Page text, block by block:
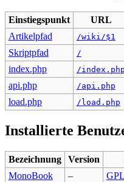
Einstiegspunkt
URL
Artikelpfad
/wiki/$1
Skriptpfad /
index.php /index.php
api.php /api.php
load.php /load.php
Installierte
Bezeichnung Version
MonoBook
–